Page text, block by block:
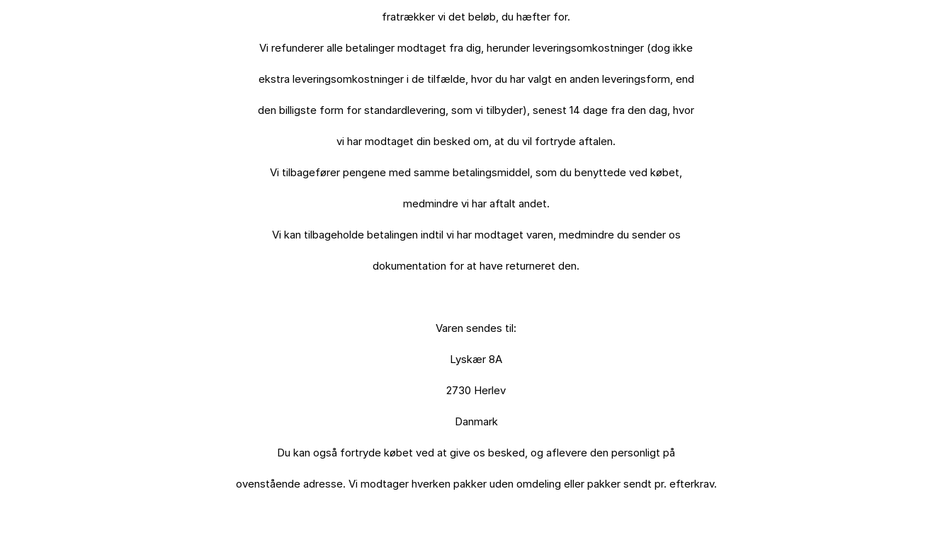
fratrækker vi det beløb, du hæfter for.
Vi refunderer alle betalinger modtaget fra dig, herunder leveringsomkostninger (dog ikke
ekstra leveringsomkostninger i de tilfælde, hvor du har valgt en anden leveringsform, end
den billigste form for standardlevering, som vi tilbyder), senest 14 dage fra den dag, hvor
vi har modtaget din besked om, at du vil fortryde aftalen.
Vi tilbagefører pengene med samme betalingsmiddel, som du benyttede ved købet,
medmindre vi har aftalt andet.
Vi kan tilbageholde betalingen indtil vi har modtaget varen, medmindre du sender os
dokumentation for at have returneret den.
Varen sendes til:
Lyskær 8A
2730 Herlev
Danmark
Du kan også fortryde købet ved at give os besked, og aflevere den personligt på
ovenstående adresse. Vi modtager hverken pakker uden omdeling eller pakker sendt pr. efterkrav.